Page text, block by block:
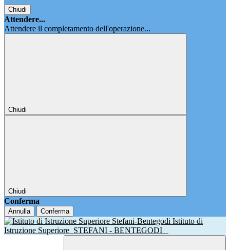
Chiudi
Attendere...
Attendere il completamento dell'operazione...
Chiudi
Chiudi
Conferma
Annulla Conferma
Istituto di
Istruzione Superiore STEFANI - BENTEGODI